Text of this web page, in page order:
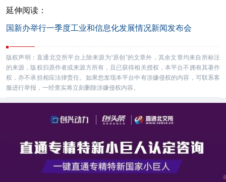
延伸阅读：
国新办举行一季度工业和信息化发展情况新闻发布会
版权声明：直通北交所平台上除来源为“原创”的文章外，其余文章均来自所标注
的来源，版权归原作者或来源方所有，且已获得相关授权，本平台不拥有其著作
权，亦不承担相应法律责任。如果您发现本平台中有涉嫌侵权的内容，可联系客
服进行举报，一经查实将立刻删除涉嫌侵权内容。